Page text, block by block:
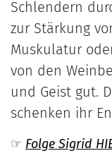
Schlendern
zur Stärkung
Muskulatur
von den
und Geist gut.
schenken ihr
☞ Folge Sigrid